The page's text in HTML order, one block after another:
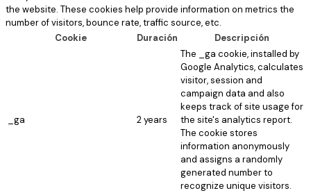
the website. These cookies help provide information on metrics the
number of visitors, bounce rate, traffic source, etc.
Cookie
Duración Descripción
_ga 2 years
The _ga cookie, installed by
Google Analytics, calculates
visitor, session and
campaign data and also
keeps track of site usage for
the site's analytics report.
The cookie stores
information anonymously
and assigns a randomly
generated number to
recognize unique visitors.